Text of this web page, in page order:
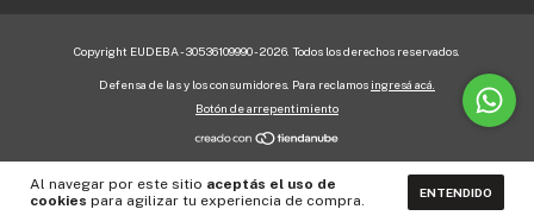
Al navegar por este sitio aceptás el uso de
cookies para agilizar tu experiencia de compra. ENTENDIDO
Copyright EUDEBA - 30536109990 - 2026. Todos los derechos reservados.
Defensa de las y los consumidores. Para reclamos ingresá acá.
Botón de arrepentimiento